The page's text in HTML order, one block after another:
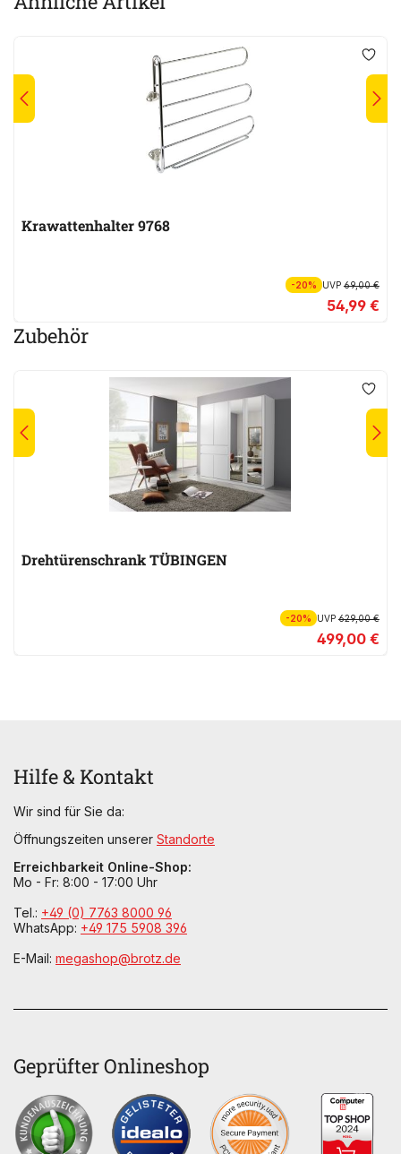
Krawattenhalter 9768
-20% UVP69,00 €
54,99 €
Zubehör
Drehtürenschrank TÜBINGEN
-20% UVP629,00 €
499,00 €
Hilfe & Kontakt
Wir sind für Sie da:
Öffnungszeiten unserer Standorte
Erreichbarkeit Online-Shop:
Mo - Fr: 8:00 - 17:00 Uhr
Tel.: +49 (0) 7763 8000 96
WhatsApp: +49 175 5908 396
E-Mail: megashop@brotz.de
Geprüfter Onlineshop